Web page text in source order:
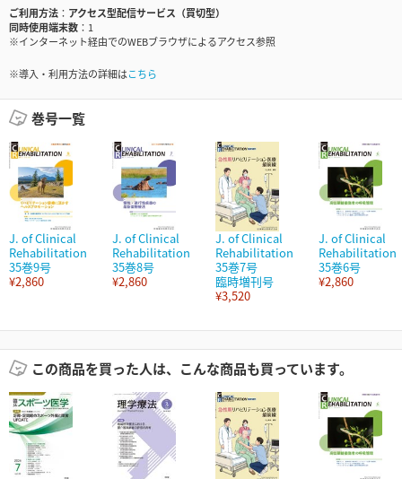
ご利用方法
アクセス型配信サービス（買切型）
同時使用端末数
1
※インターネット経由でのWEBブラウザによるアクセス参照
※導入・利用方法の詳細はこちら
巻号一覧
J. of Clinical
Rehabilitation
35巻9号
¥2,860
J. of Clinical
Rehabilitation
35巻8号
¥2,860
J. of Clinical
Rehabilitation
35巻7号
臨時増刊号
¥3,520
J. of Clinical
Rehabilitation
35巻6号
¥2,860
この商品を買った人は、こんな商品も買っています。